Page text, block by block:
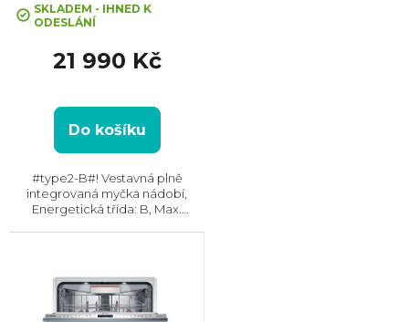
SKLADEM - IHNED K
ODESLÁNÍ
21 990 Kč
Do košíku
#type2-B#! Vestavná plně
integrovaná myčka nádobí,
Energetická třída: B, Max.